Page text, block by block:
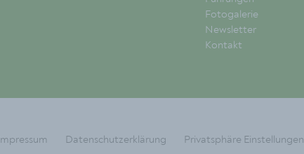
Fotogalerie
Newsletter
Kontakt
Impressum Datenschutzerklärung Privatsphäre Einstellungen